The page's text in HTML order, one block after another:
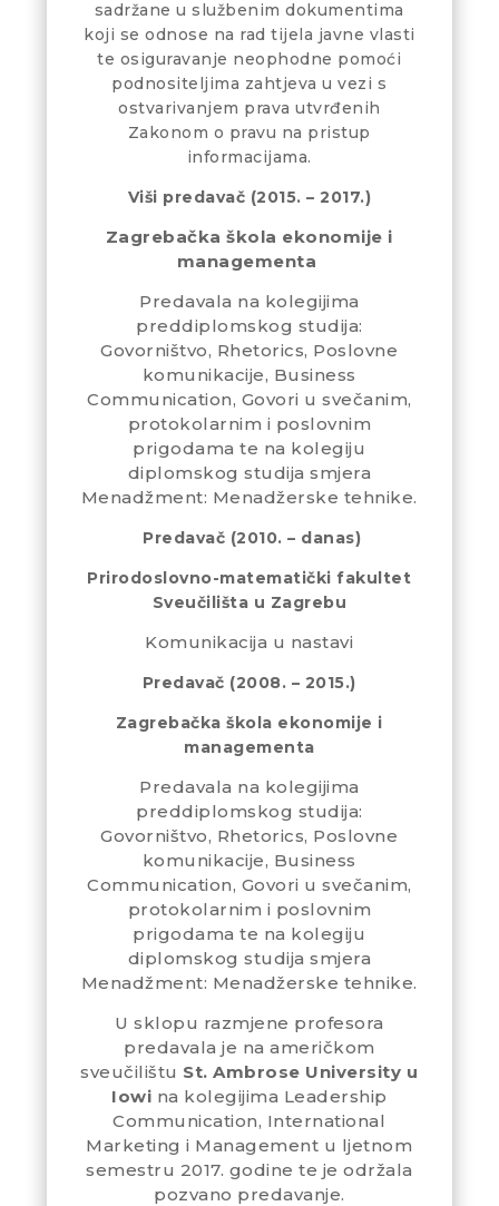
sadržane u službenim dokumentima
koji se odnose na rad tijela javne vlasti
te osiguravanje neophodne pomoći
podnositeljima zahtjeva u vezi s
ostvarivanjem prava utvrđenih
Zakonom o pravu na pristup
informacijama.
Viši predavač (2015. – 2017.)
Zagrebačka škola ekonomije i
managementa
Predavala na kolegijima
preddiplomskog studija:
Govorništvo, Rhetorics, Poslovne
komunikacije, Business
Communication, Govori u svečanim,
protokolarnim i poslovnim
prigodama te na kolegiju
diplomskog studija smjera
Menadžment: Menadžerske tehnike.
Predavač (2010. – danas)
Prirodoslovno-matematički fakultet
Sveučilišta u Zagrebu
Komunikacija u nastavi
Predavač (2008. – 2015.)
Zagrebačka škola ekonomije i
managementa
Predavala na kolegijima
preddiplomskog studija:
Govorništvo, Rhetorics, Poslovne
komunikacije, Business
Communication, Govori u svečanim,
protokolarnim i poslovnim
prigodama te na kolegiju
diplomskog studija smjera
Menadžment: Menadžerske tehnike.
U sklopu razmjene profesora
predavala je na američkom
sveučilištu St. Ambrose University u
Iowi na kolegijima Leadership
Communication, International
Marketing i Management u ljetnom
semestru 2017. godine te je održala
pozvano predavanje.